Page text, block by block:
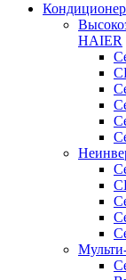
HAIER